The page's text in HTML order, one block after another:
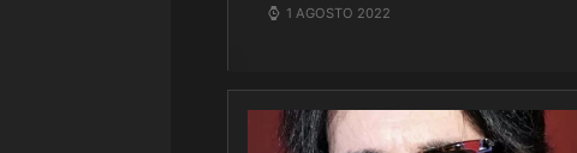
1 AGOSTO 2022